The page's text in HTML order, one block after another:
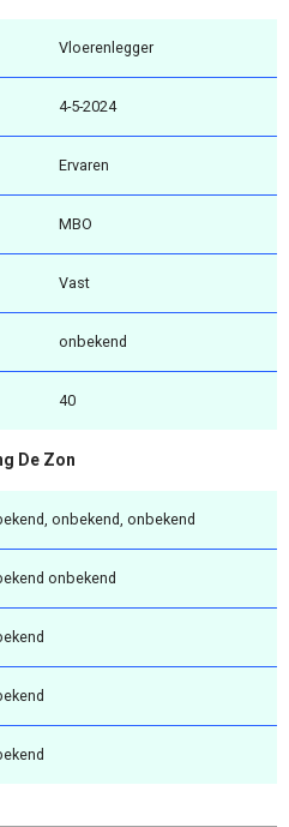
Vloerenlegger
4-5-2024
Ervaren
MBO
Vast
onbekend
40
De Zon
onbekend, onbekend
onbekend